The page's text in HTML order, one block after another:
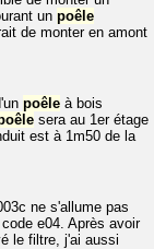
un poêle
de monter en amont
poêle à bois
sera au 1er étage
est à 1m50 de la
ne s'allume pas
e04. Après avoir
le filtre, j'ai aussi